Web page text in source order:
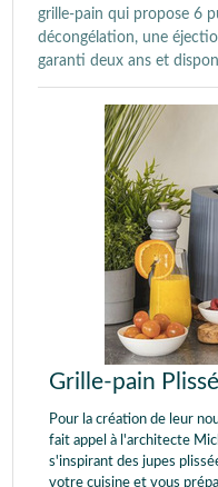
grille-pain qui propose 6
décongélation, une
garanti deux ans et
Grille-pain
Pour la création de leur
fait appel à l'architecte
s'inspirant des jupes
votre cuisine et vous